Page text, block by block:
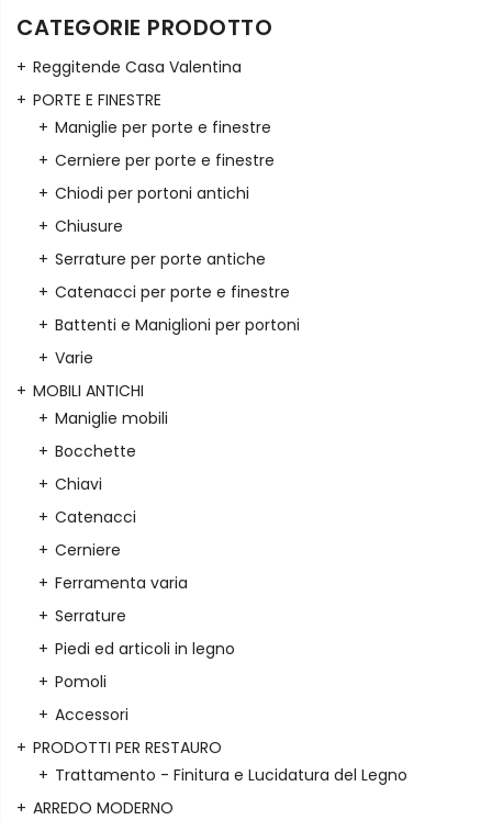
CATEGORIE PRODOTTO
Reggitende Casa Valentina
PORTE E FINESTRE
Maniglie per porte e finestre
Cerniere per porte e finestre
Chiodi per portoni antichi
Chiusure
Serrature per porte antiche
Catenacci per porte e finestre
Battenti e Maniglioni per portoni
Varie
MOBILI ANTICHI
Maniglie mobili
Bocchette
Chiavi
Catenacci
Cerniere
Ferramenta varia
Serrature
Piedi ed articoli in legno
Pomoli
Accessori
PRODOTTI PER RESTAURO
Trattamento - Finitura e Lucidatura del Legno
ARREDO MODERNO